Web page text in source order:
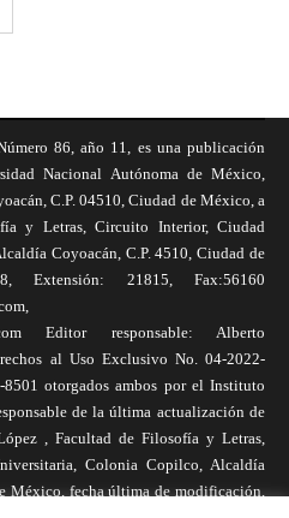
86, año 11, es una publicación
Nacional Autónoma de México,
C.P. 04510, Ciudad de México, a
y Letras, Circuito Interior, Ciudad
Coyoacán, C.P. 4510, Ciudad de
Extensión: 21815, Fax:56160
Editor responsable: Alberto
al Uso Exclusivo No. 04-2022-
otorgados ambos por el Instituto
de la última actualización de
, Facultad de Filosofía y Letras,
Colonia Copilco, Alcaldía
México, fecha última de modificación,